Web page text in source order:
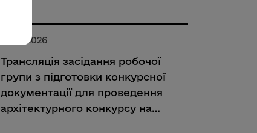
30.07.2026
Трансляція засідання робочої
групи з підготовки конкурсної
документації для проведення
архітектурного конкурсу на